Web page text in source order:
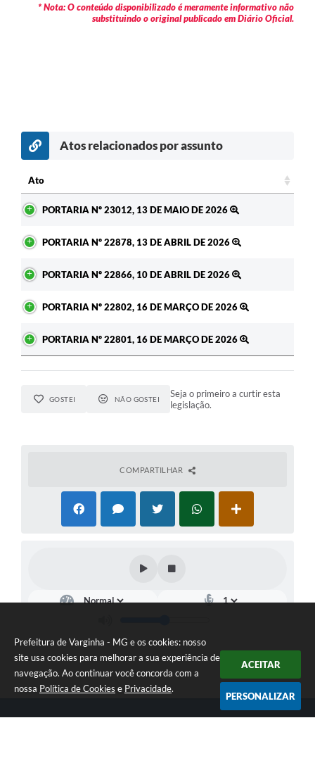
Prefeitura de Varginha - MG e os cookies: nosso
site usa cookies para melhorar a sua experiência de
navegação. Ao continuar você concorda com a
nossa Política de Cookies e Privacidade.
ACEITAR
PERSONALIZAR
* Nota: O conteúdo disponibilizado é meramente informativo não
substituindo o original publicado em Diário Oficial.
Atos relacionados por assunto
Ato
PORTARIA Nº 23012, 13 DE MAIO DE 2026
PORTARIA Nº 22878, 13 DE ABRIL DE 2026
PORTARIA Nº 22866, 10 DE ABRIL DE 2026
PORTARIA Nº 22802, 16 DE MARÇO DE 2026
PORTARIA Nº 22801, 16 DE MARÇO DE 2026
GOSTEI NÃO GOSTEI
Seja o primeiro a curtir esta
legislação.
COMPARTILHAR